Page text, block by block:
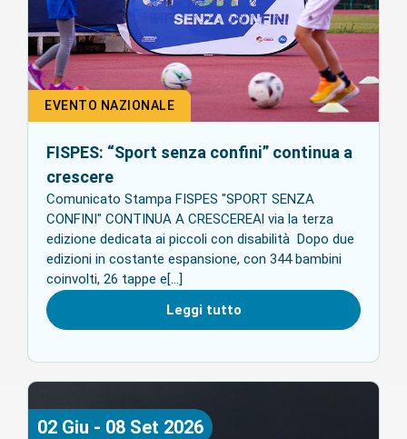
EVENTO NAZIONALE
FISPES: “Sport senza confini” continua a
crescere
Comunicato Stampa FISPES "SPORT SENZA
CONFINI" CONTINUA A CRESCEREAl via la terza
edizione dedicata ai piccoli con disabilità Dopo due
edizioni in costante espansione, con 344 bambini
coinvolti, 26 tappe e[...]
Leggi tutto
02 Giu - 08 Set 2026